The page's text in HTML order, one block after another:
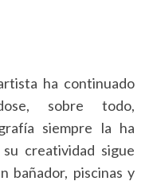
ha continuado
sobre todo,
siempre la ha
creatividad sigue
bañador, piscinas y